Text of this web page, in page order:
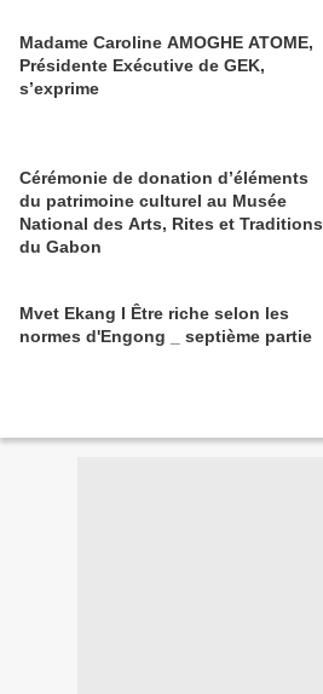
Madame Caroline AMOGHE ATOME,
Présidente Exécutive de GEK,
s’exprime
Cérémonie de donation d’éléments
du patrimoine culturel au Musée
National des Arts, Rites et Traditions
du Gabon
Mvet Ekang I Être riche selon les
normes d'Engong _ septième partie